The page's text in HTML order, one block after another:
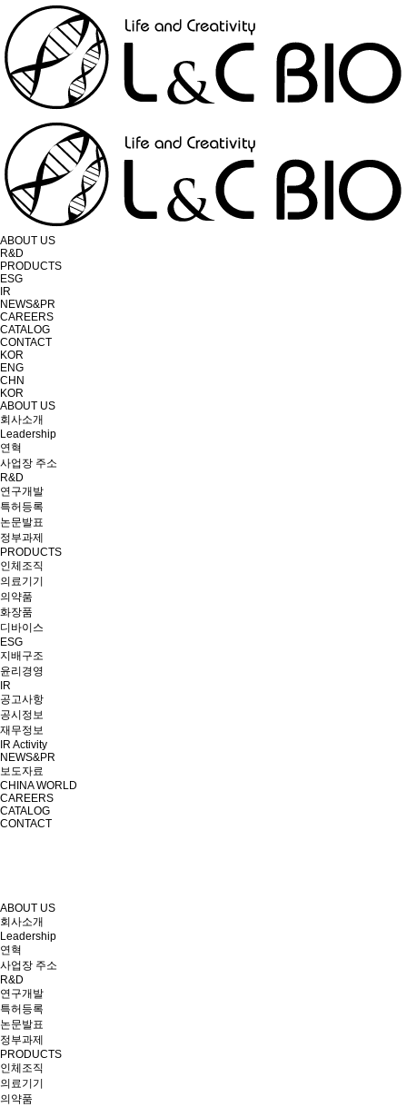
ABOUT US
R&D
PRODUCTS
ESG
IR
NEWS&PR
CAREERS
CATALOG
CONTACT
KOR
ENG
CHN
KOR
ABOUT US
회사소개
Leadership
연혁
사업장 주소
R&D
연구개발
특허등록
논문발표
정부과제
PRODUCTS
인체조직
의료기기
의약품
화장품
디바이스
ESG
지배구조
윤리경영
IR
공고사항
공시정보
재무정보
IR Activity
NEWS&PR
보도자료
CHINA WORLD
CAREERS
CATALOG
CONTACT
ABOUT US
회사소개
Leadership
연혁
사업장 주소
R&D
연구개발
특허등록
논문발표
정부과제
PRODUCTS
인체조직
의료기기
의약품